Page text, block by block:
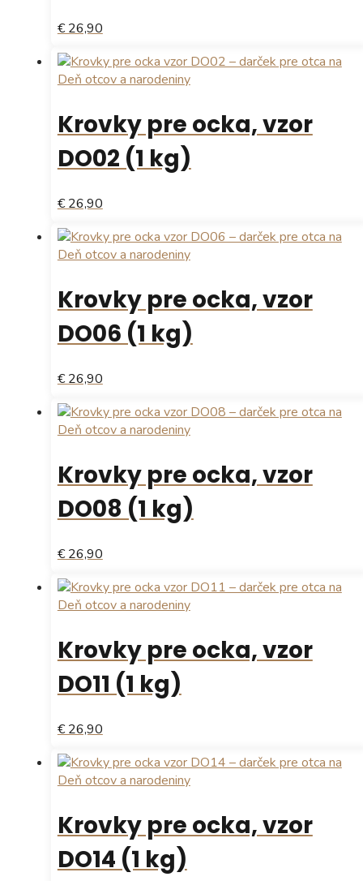
€ 26,90
Krovky pre ocka, vzor
DO02 (1 kg)
€ 26,90
Krovky pre ocka, vzor
DO06 (1 kg)
€ 26,90
Krovky pre ocka, vzor
DO08 (1 kg)
€ 26,90
Krovky pre ocka, vzor
DO11 (1 kg)
€ 26,90
Krovky pre ocka, vzor
DO14 (1 kg)